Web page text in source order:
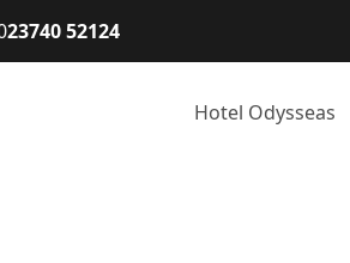
23740 52124
Hotel Odysseas